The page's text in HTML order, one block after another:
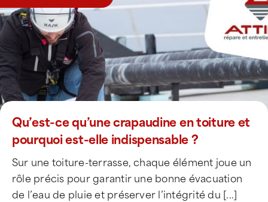
Qu’est-ce qu’une crapaudine en toiture et
pourquoi est-elle indispensable ?
Sur une toiture-terrasse, chaque élément joue un
rôle précis pour garantir une bonne évacuation
de l’eau de pluie et préserver l’intégrité du [...]